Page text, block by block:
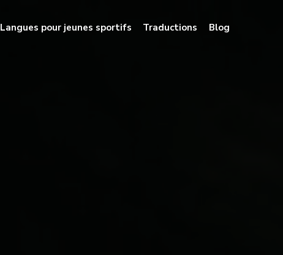
Langues pour jeunes sportifs Traductions Blog